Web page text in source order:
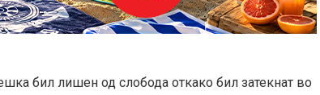
бил лишен од слобода откако бил затекнат во